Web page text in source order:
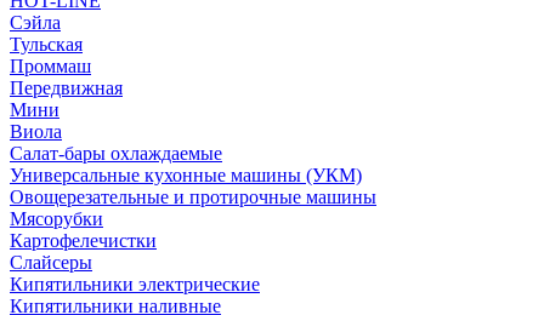
Сэйла
Тульская
Проммаш
Передвижная
Мини
Виола
Салат-бары охлаждаемые
Универсальные кухонные машины (УКМ)
Овощерезательные и протирочные машины
Мясорубки
Картофелечистки
Слайсеры
Кипятильники электрические
Кипятильники наливные